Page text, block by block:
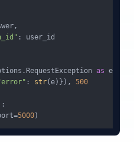
: user_id
as e:
: str(e)}), 500
:
5000